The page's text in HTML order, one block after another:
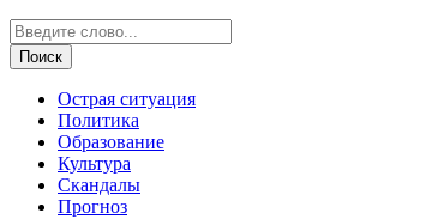
Острая ситуация
Политика
Образование
Культура
Скандалы
Прогноз